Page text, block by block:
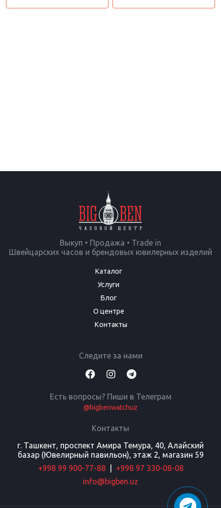
Выкуп • Продажа • Trade in
Швейцарских часов и брендовых ювилерных изделий
Каталог
Услуги
Блог
О центре
Контакты
Следите за нами
Есть вопросы? Пиши в Телеграм
@bigbenwatchuz
Контакты
г. Ташкент, проспект Амира Темура, 40, Алайский
базар (Ювелирный павильон), этаж 2, магазин 59
+998 99 900-77-88
+998 97 330-08-08
info@bigben.uz